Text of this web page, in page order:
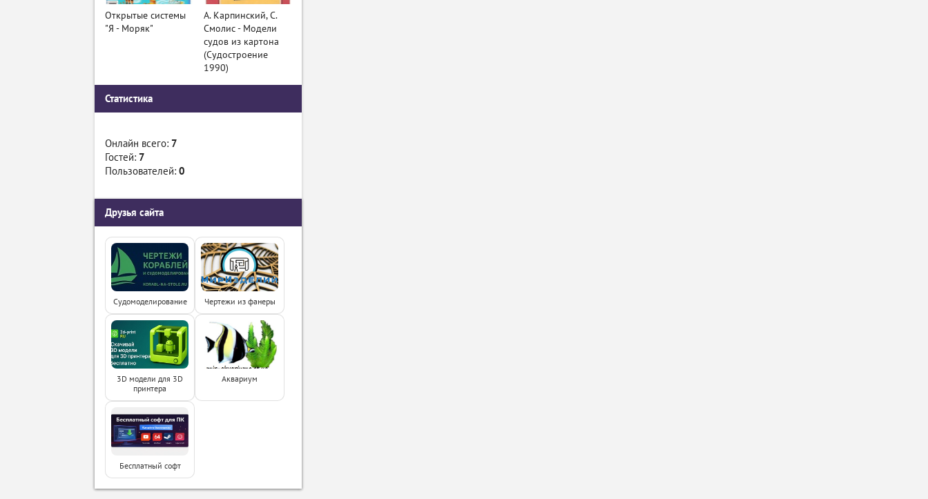
Открытые системы
"Я - Моряк"
А. Карпинский, С.
Смолис - Модели
судов из картона
(Судостроение
1990)
Статистика
Онлайн всего: 7
Гостей: 7
Пользователей: 0
Друзья сайта
Судомоделирование Чертежи из фанеры
3D модели для 3D
принтера
Аквариум
Бесплатный софт